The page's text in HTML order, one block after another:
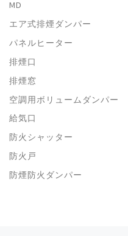
MD
エア式排煙ダンパー
パネルヒーター
排煙口
排煙窓
空調用ボリュームダンパー
給気口
防火シャッター
防火戸
防煙防火ダンパー